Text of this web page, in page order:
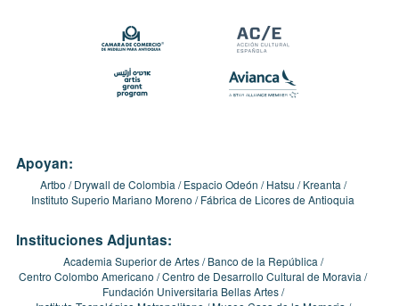
Apoyan:
Artbo Drywall de Colombia Espacio Odeón Hatsu
Kreanta
Instituto Superio Mariano Moreno
Fábrica de Licores de Antioquia
Instituciones Adjuntas:
Academia Superior de Artes
Banco de la República
Centro Colombo Americano Centro de Desarrollo Cultural de Moravia
Fundación Universitaria Bellas Artes